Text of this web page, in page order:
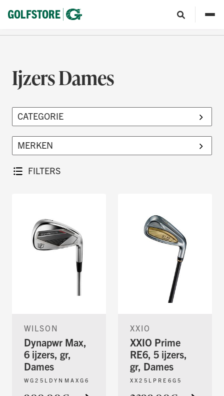
Ijzers Dames
FILTERS
WILSON
Dynapwr Max,
6 ijzers, gr,
Dames
WG25LDYNMAXG6
XXIO
XXIO Prime
RE6, 5 ijzers,
gr, Dames
XX25LPRE6G5